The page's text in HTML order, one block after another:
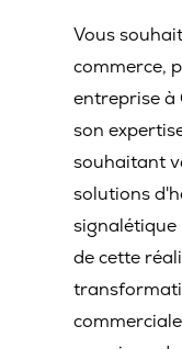
Vous
commerce,
entreprise à
son
souhaitant
solutions
signalétique
de cette